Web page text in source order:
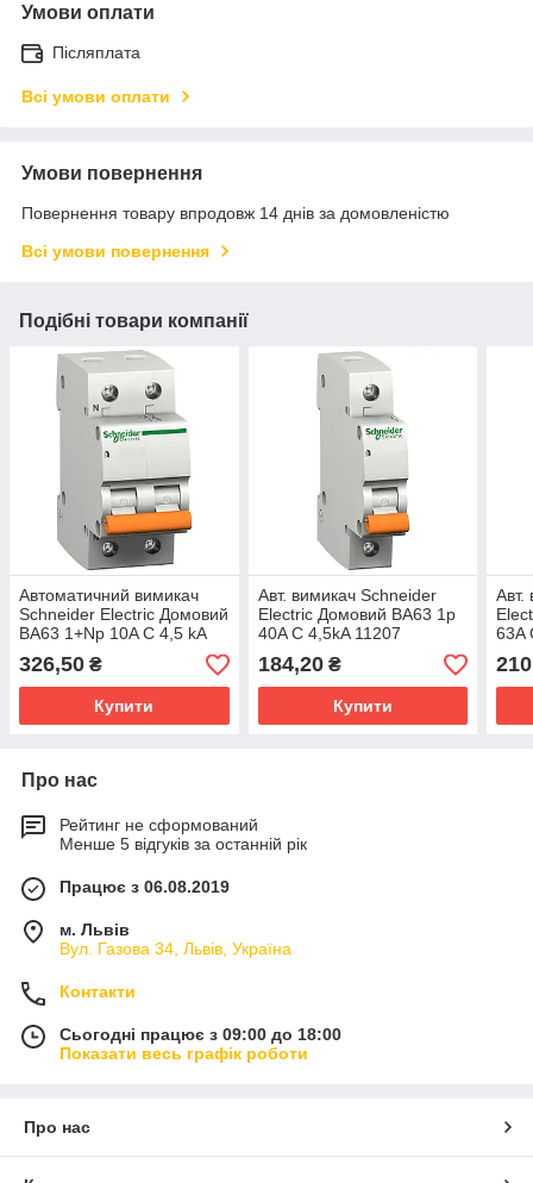
Умови оплати
Післяплата
Всі умови оплати
Умови повернення
Повернення товару впродовж 14 днів за домовленістю
Всі умови повернення
Подібні товари компанії
Автоматичний вимикач
Schneider Electric Домовий
ВА63 1+Np 10A C 4,5 kA
11212
326,50 ₴
Купити
Авт. вимикач Schneider
Electric Домовий ВА63 1p
40A C 4,5kA 11207
184,20₴
Купити
Авт.
63A
Про нас
Рейтинг не сформований
Менше 5 відгуків за останній рік
Працює з 06.08.2019
м. Львів
Вул. Газова 34, Львів, Україна
Контакти
Сьогодні працює з 09:00 до 18:00
Показати весь графік роботи
Про нас